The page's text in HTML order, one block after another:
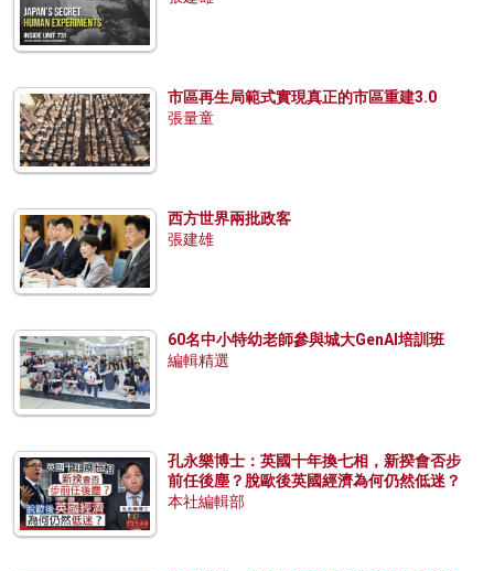
市區再生局範式實現真正的市區重建3.0
張量童
西方世界兩批政客
張建雄
60名中小特幼老師參與城大GenAI培訓班
編輯精選
孔永樂博士：英國十年換七相，新揆會否步
前任後塵？脫歐後英國經濟為何仍然低迷？
本社編輯部